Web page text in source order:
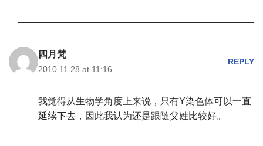
四月梵
2010.11.28 at 11:16
REPLY
我觉得从生物学角度上来说，只有Y染色体可以一直
延续下去，因此我认为还是跟随父姓比较好。